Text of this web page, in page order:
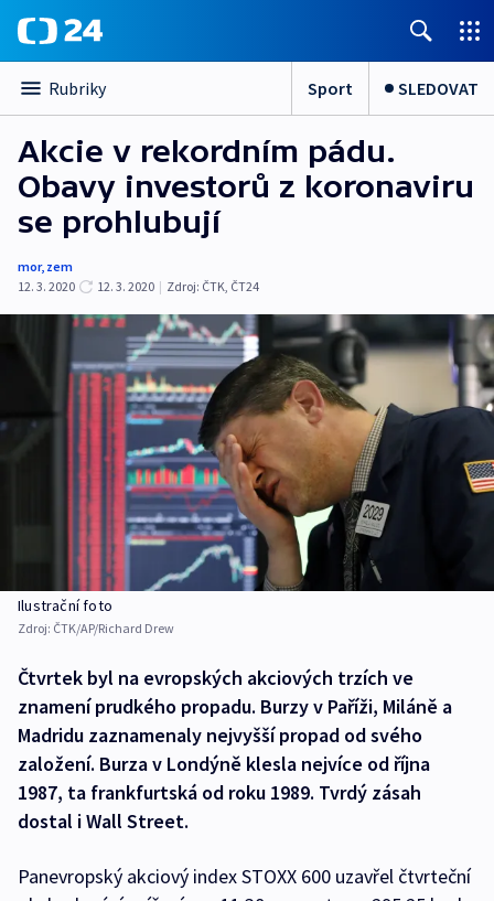
Rubriky Sport SLEDOVAT
Akcie v rekordním pádu.
Obavy investorů z koronaviru
se prohlubují
mor, zem
12. 3. 2020
12. 3. 2020 | Zdroj: ČTK, ČT24
Ilustrační foto
Zdroj: ČTK/AP/Richard Drew
Čtvrtek byl na evropských akciových trzích ve
znamení prudkého propadu. Burzy v Paříži, Miláně a
Madridu zaznamenaly nejvyšší propad od svého
založení. Burza v Londýně klesla nejvíce od října
1987, ta frankfurtská od roku 1989. Tvrdý zásah
dostal i Wall Street.
Panevropský akciový index STOXX 600 uzavřel čtvrteční